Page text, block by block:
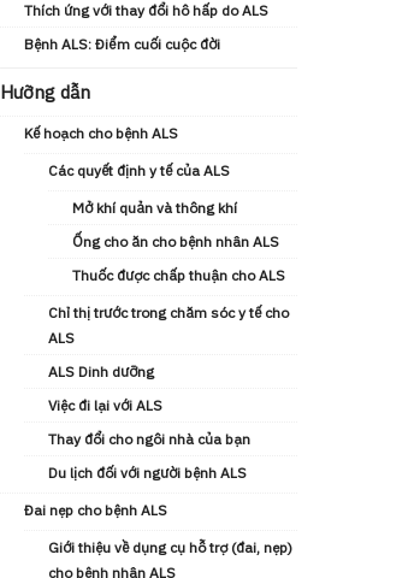
Thích ứng với thay đổi hô hấp do ALS
Bệnh ALS: Điểm cuối cuộc đời
Hưỡng dẫn
Kế hoạch cho bệnh ALS
Các quyết định y tế của ALS
Mở khí quản và thông khí
Ống cho ăn cho bệnh nhân ALS
Thuốc được chấp thuận cho ALS
Chỉ thị trước trong chăm sóc y tế cho
ALS
ALS Dinh dưỡng
Việc đi lại với ALS
Thay đổi cho ngôi nhà của bạn
Du lịch đối với người bệnh ALS
Đai nẹp cho bệnh ALS
Giới thiệu về dụng cụ hỗ trợ (đai, nẹp)
cho bệnh nhân ALS